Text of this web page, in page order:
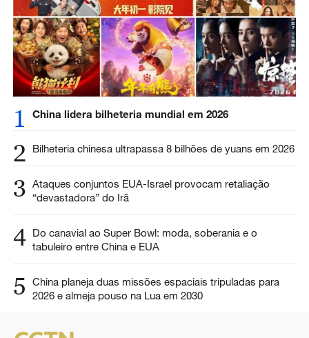
1 China lidera bilheteria mundial em 2026
2 Bilheteria chinesa ultrapassa 8 bilhões de yuans em 2026
3 Ataques conjuntos EUA-Israel provocam retaliação
“devastadora” do Irã
4 Do canavial ao Super Bowl: moda, soberania e o
tabuleiro entre China e EUA
5
China planeja duas missões espaciais tripuladas para
2026 e almeja pouso na Lua em 2030